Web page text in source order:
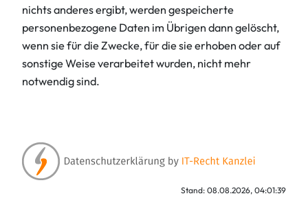
nichts anderes ergibt, werden gespeicherte
personenbezogene Daten im Übrigen dann gelöscht,
wenn sie für die Zwecke, für die sie erhoben oder auf
sonstige Weise verarbeitet wurden, nicht mehr
notwendig sind.
Stand: 08.08.2026, 04:01:39